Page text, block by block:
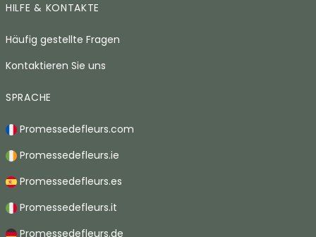
HILFE & KONTAKTE
Häufig gestellte Fragen
Kontaktieren Sie uns
SPRACHE
Promessedefleurs.com
Promessedefleurs.ie
Promessedefleurs.es
Promessedefleurs.it
Promessedefleurs.de